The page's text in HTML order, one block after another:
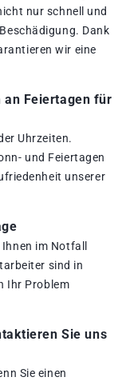
nur schnell und
Dank
wir eine
an Feiertagen für
Uhrzeiten.
und Feiertagen
unserer
im Notfall
sind in
Ihr Problem
Sie uns
Sie einen